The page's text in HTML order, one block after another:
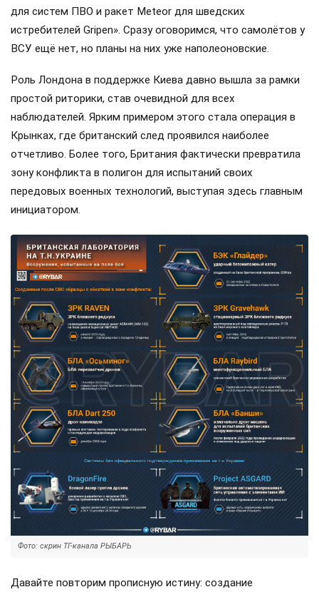
для систем ПВО и ракет Meteor для шведских
истребителей Gripen». Сразу оговоримся, что самолётов у
ВСУ ещё нет, но планы на них уже наполеоновские.
Роль Лондона в поддержке Киева давно вышла за рамки
простой риторики, став очевидной для всех
наблюдателей. Ярким примером этого стала операция в
Крынках, где британский след проявился наиболее
отчетливо. Более того, Британия фактически превратила
зону конфликта в полигон для испытаний своих
передовых военных технологий, выступая здесь главным
инициатором.
Фото: скрин ТГ-канала РЫБАРЬ
Давайте повторим прописную истину: создание